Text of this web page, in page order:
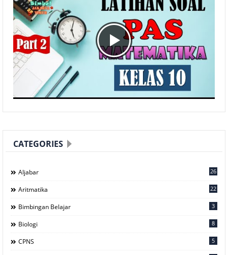
CATEGORIES
Aljabar 26
Aritmatika 22
Bimbingan Belajar 3
Biologi 8
CPNS 5